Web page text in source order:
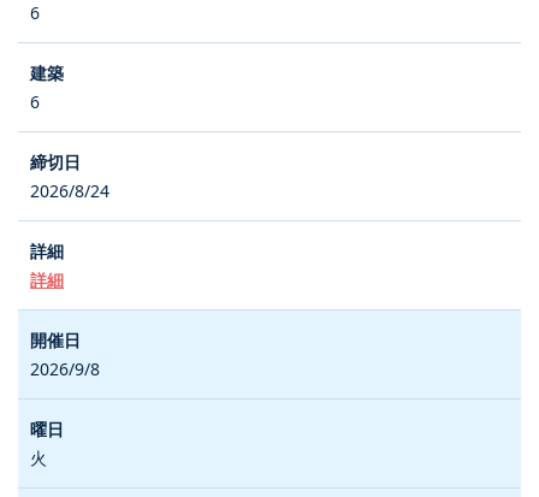
6
6
2026/8/24
詳細
2026/9/8
火